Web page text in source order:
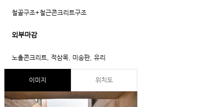
철골구조+철근콘크리트구조
외부마감
노출콘크리트, 적삼목, 미송판, 유리
이미지 위치도